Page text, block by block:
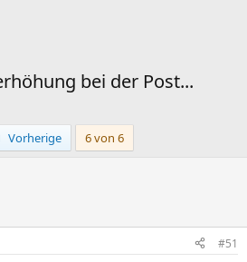
bei der Post...
Vorherige 6 von 6
#51